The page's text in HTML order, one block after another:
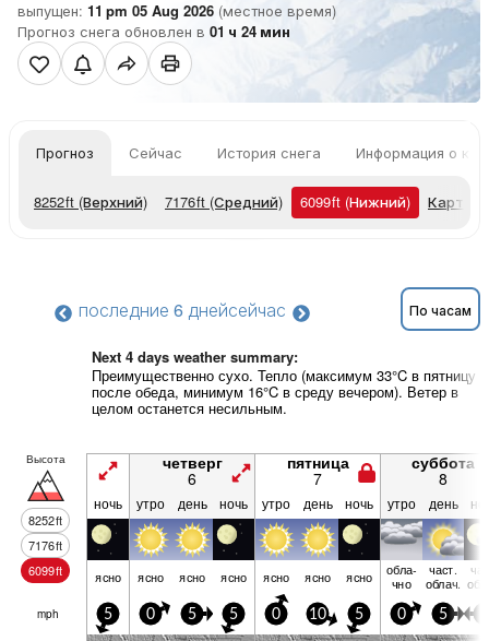
выпущен: 11 pm 05 Aug 2026 (местное время)
Прогноз снега обновлен в 01 ч 24 мин
Прогноз Сейчас История снега Информация о
8252ft (Верхний) 7176ft (Средний) 6099ft (Нижний) Карты
последние 6 днейсейчас По часам
Next 4 days weather summary:
Преимущественно сухо. Тепло (максимум 33°C в пятницу
после обеда, минимум 16°C в среду вечером). Ветер в
целом останется несильным.
Высота
8252ft
7176ft
6099ft
четверг
6
пятница
7
суббота
8
ночь утро день ночь утро день ночь утро день
ясно ясно ясно ясно ясно ясно ясно обла­
чно
част.
облач.
mph 5 0 5 5 0 10 5 0 5